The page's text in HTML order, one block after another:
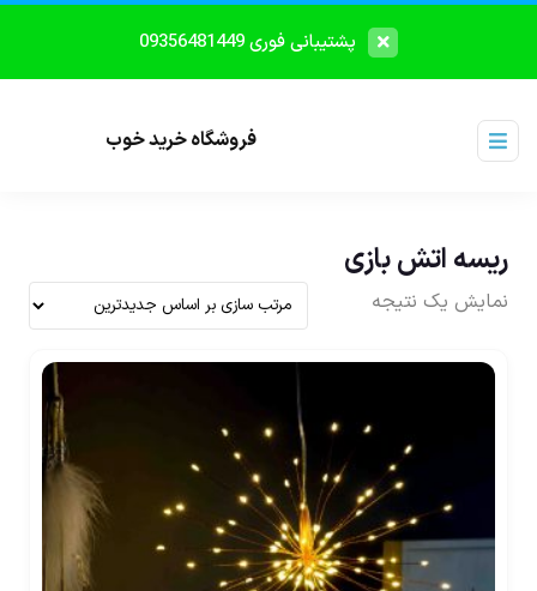
پشتیبانی فوری 09356481449
فروشگاه خرید خوب
ریسه اتش بازی
نمایش یک نتیجه